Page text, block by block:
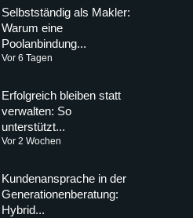
Selbstständig als Makler:
Warum eine
Poolanbindung...
Vor 6 Tagen
Erfolgreich bleiben statt
verwalten: So
unterstützt...
Vor 2 Wochen
Kundenansprache in der
Generationenberatung:
Hybrid...